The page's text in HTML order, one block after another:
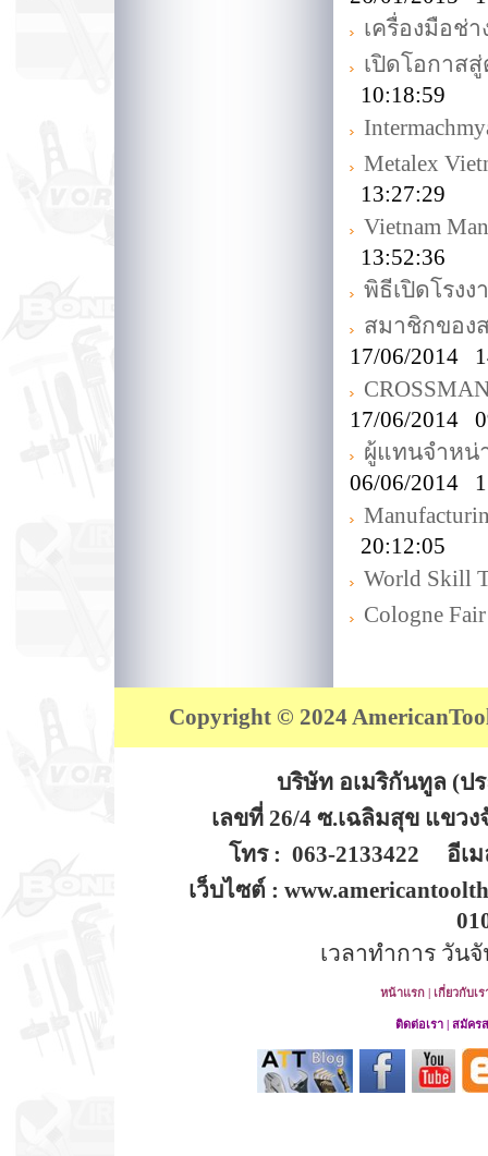
เครื่องมือช่า
เปิดโอกาส
10:18:59
Metalex
13:27:29
Vietnam
13:52:36
พิธีเปิดโรง
สมาชิกของ
17/06/2014
17/06/2014
ผู้แทนจำหน่
06/06/2014
20:12:05
World Skill
Cologne
Copyright © 2024
บริษัท อเมริกันทูล (ป
เลขที่ 26/4 ซ.เฉลิมสุข แขวง
โทร : 063-2133422 อีเม
เว็บไซต์ :
เวลาทำการ วัน
หน้าแรก | เกี่ยวกับเร
ติดต่อเรา | สมัคร